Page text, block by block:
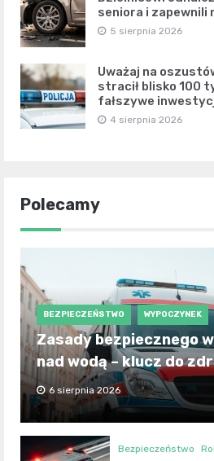
seniora i zapewnili
5 sierpnia 2026
Uważaj na
stracił blisko 100
fałszywe
4 sierpnia 2026
Polecamy
BEZPIECZEŃSTWO WYPOCZYNEK
Zasady bezpiecznego
nad wodą – klucz do
6 sierpnia 2026
Bezpieczeństwo